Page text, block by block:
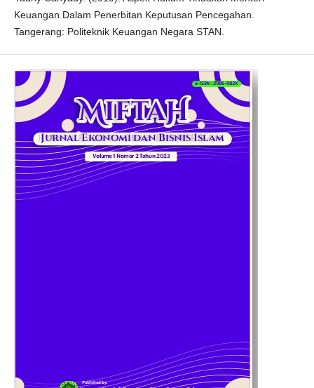
Keuangan Dalam Penerbitan Keputusan Pencegahan.
Tangerang: Politeknik Keuangan Negara STAN.